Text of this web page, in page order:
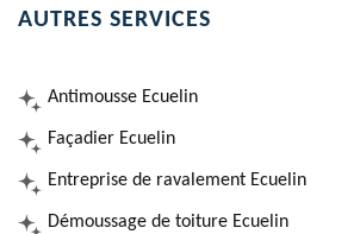
AUTRES SERVICES
Antimousse Ecuelin
Façadier Ecuelin
Entreprise de ravalement Ecuelin
Démoussage de toiture Ecuelin